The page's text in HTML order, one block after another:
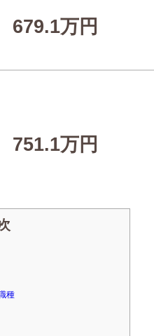
679.1万円
751.1万円
種